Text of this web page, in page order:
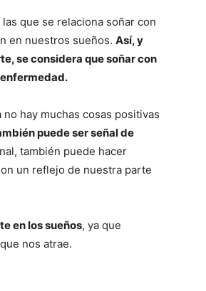
que se relaciona soñar con
en nuestros sueños. Así, y
se considera que soñar con
hay muchas cosas positivas
puede ser señal de
también puede hacer
un reflejo de nuestra parte
en los sueños, ya que
nos atrae.